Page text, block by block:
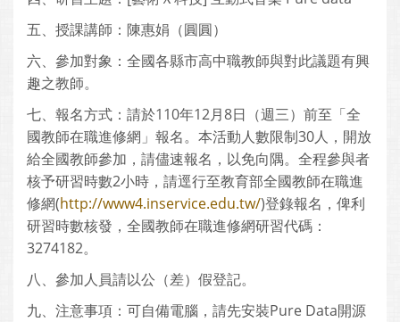
五、授課講師：陳惠娟（圓圓）
六、參加對象：全國各縣市高中職教師與對此議題有興
趣之教師。
七、報名方式：請於110年12月8日（週三）前至「全
國教師在職進修網」報名。本活動人數限制30人，開放
給全國教師參加，請儘速報名，以免向隅。全程參與者
核予研習時數2小時，請逕行至教育部全國教師在職進
修網(http://www4.inservice.edu.tw/)登錄報名，俾利
研習時數核發，全國教師在職進修網研習代碼：
3274182。
八、參加人員請以公（差）假登記。
九、注意事項：可自備電腦，請先安裝Pure Data開源